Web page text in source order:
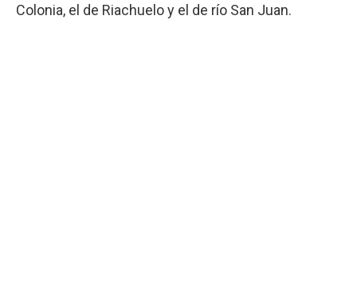
Colonia, el de Riachuelo y el de río San Juan.